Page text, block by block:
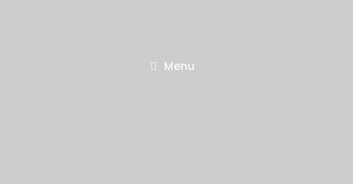
Menu